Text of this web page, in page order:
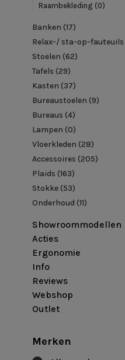
Raambekleding (0)
Banken (17)
Relax-/ sta-op-fauteuils
Stoelen (62)
Tafels (29)
Kasten (37)
Bureaustoelen (9)
Bureaus (4)
Lampen (0)
Vloerkleden (28)
Accessoires (205)
Plaids (163)
Stokke(53)
Onderhoud (11)
Showroommodellen
Acties
Ergonomie
Info
Reviews
Webshop
Outlet
Merken